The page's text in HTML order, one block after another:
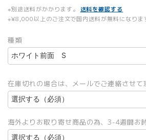
※別途送料がかかります。
送料を確認する
※¥8,000以上のご注文で国内送料が無料になりま
種類
在庫切れの場合は、メールでご連絡させて
海外よりお取り寄せ商品の為、3-4週間お